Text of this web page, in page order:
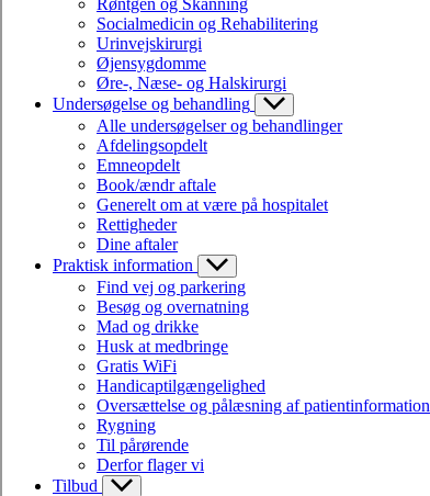
Røntgen og Skanning
Socialmedicin og Rehabilitering
Urinvejskirurgi
Øjensygdomme
Øre-, Næse- og Halskirurgi
Undersøgelse og behandling
Alle undersøgelser og behandlinger
Afdelingsopdelt
Emneopdelt
Book/ændr aftale
Generelt om at være på hospitalet
Rettigheder
Dine aftaler
Praktisk information
Find vej og parkering
Besøg og overnatning
Mad og drikke
Husk at medbringe
Gratis WiFi
Handicaptilgængelighed
Oversættelse og pålæsning af patientinformation
Rygning
Til pårørende
Derfor flager vi
Tilbud